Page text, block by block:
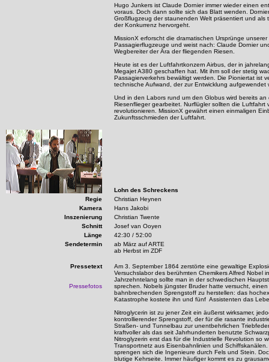
Hugo Junkers ist Claude Dornier immer wieder einen
voraus. Doch dann sollte sich das Blatt wenden.
Großflugzeug der staunenden Welt präsentiert und als
der Konkurrenz hervorgeht.
MissionX erforscht die dramatischen Ursprünge
Passagierflugzeuge und weist nach: Claude Dornier
Wegbereiter der Ära der fliegenden Riesen.
Heute ist es der Luftfahrtkonzern Airbus, der in
Megajet A380 geschaffen hat. Mit ihm soll der stetig
Passagierverkehrs bewältigt werden. Die Pioniertat ist
technische Aufwand, der zur Entwicklung aufgewendet
Und in den Labors rund um den Globus wird bereits an
Riesenflieger gearbeitet. Nurflügler sollten die Luftfahrt
revolutionieren. MissionX gewährt einen einmaligen
Zukunftsschmieden der Luftfahrt.
Lohn des Schreckens
Regie
Christian Heynen
Kamera
Hans Jakobi
Inszenierung
Christian Twente
Schnitt
Josef van Ooyen
Länge
42:30 / 52:00
Sendetermin
ab März auf ARTE
ab Herbst im ZDF
Pressetext
Pressefotos
Am 3. September 1864 zerstörte eine gewaltige
Versuchslabor des berühmten Chemikers Alfred Nobel
Jahrzehntelang sollte man in der schwedischen
sprechen. Nobels jüngster Bruder hatte versucht,
bahnbrechenden Sprengstoff zu herstellen: das
Katastrophe kostete ihn und fünf Assistenten das
Nitroglycerin ist zu jener Zeit ein äußerst wirksamer,
kontrollierender Sprengstoff, der für die rasante
Straßen- und Tunnelbau zur unentbehrlichen
kraftvoller als das seit Jahrhunderten benutzte
Nitroglyzerin erst das für die Industrielle Revolution so
Transportnetz aus Eisenbahnlinien und
sprengen sich die Ingenieure durch Fels und Stein.
blutige Kehrseite. Immer häufiger kommt es zu